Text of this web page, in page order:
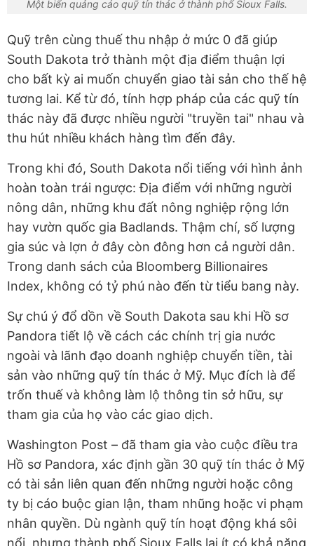
Một biển quảng cáo quỹ tín thác ở thành phố Sioux Falls.
Quỹ trên cùng thuế thu nhập ở mức 0 đã giúp
South Dakota trở thành một địa điểm thuận lợi
cho bất kỳ ai muốn chuyển giao tài sản cho thế hệ
tương lai. Kể từ đó, tính hợp pháp của các quỹ tín
thác này đã được nhiều người "truyền tai" nhau và
thu hút nhiều khách hàng tìm đến đây.
Trong khi đó, South Dakota nổi tiếng với hình ảnh
hoàn toàn trái ngược: Địa điểm với những người
nông dân, những khu đất nông nghiệp rộng lớn
hay vườn quốc gia Badlands. Thậm chí, số lượng
gia súc và lợn ở đây còn đông hơn cả người dân.
Trong danh sách của Bloomberg Billionaires
Index, không có tỷ phú nào đến từ tiểu bang này.
Sự chú ý đổ dồn về South Dakota sau khi Hồ sơ
Pandora tiết lộ về cách các chính trị gia nước
ngoài và lãnh đạo doanh nghiệp chuyển tiền, tài
sản vào những quỹ tín thác ở Mỹ. Mục đích là để
trốn thuế và không làm lộ thông tin sở hữu, sự
tham gia của họ vào các giao dịch.
Washington Post – đã tham gia vào cuộc điều tra
Hồ sơ Pandora, xác định gần 30 quỹ tín thác ở Mỹ
có tài sản liên quan đến những người hoặc công
ty bị cáo buộc gian lận, tham nhũng hoặc vi phạm
nhân quyền. Dù ngành quỹ tín hoạt động khá sôi
nổi, nhưng thành phố Sioux Falls lại ít có khả năng